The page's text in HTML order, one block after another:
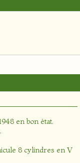
en bon état.
8 cylindres en V